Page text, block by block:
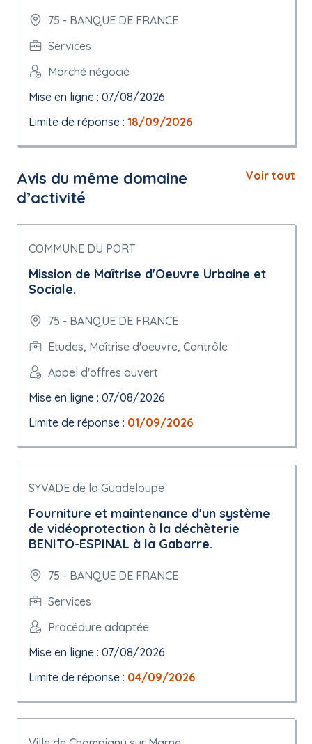
75 - BANQUE DE FRANCE
Services
Marché négocié
Mise en ligne : 07/08/2026
Limite de réponse : 18/09/2026
Avis du même domaine
d’activité
Voir tout
COMMUNE DU PORT
Mission de Maîtrise d'Oeuvre Urbaine et
Sociale.
75 - BANQUE DE FRANCE
Etudes, Maîtrise d'oeuvre, Contrôle
Appel d'offres ouvert
Mise en ligne : 07/08/2026
Limite de réponse : 01/09/2026
SYVADE de la Guadeloupe
Fourniture et maintenance d'un système
de vidéoprotection à la déchèterie
BENITO-ESPINAL à la Gabarre.
75 - BANQUE DE FRANCE
Services
Procédure adaptée
Mise en ligne : 07/08/2026
Limite de réponse : 04/09/2026